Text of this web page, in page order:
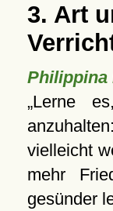
3. Art
Philippina
Lerne
vielleicht
mehr
gesünder